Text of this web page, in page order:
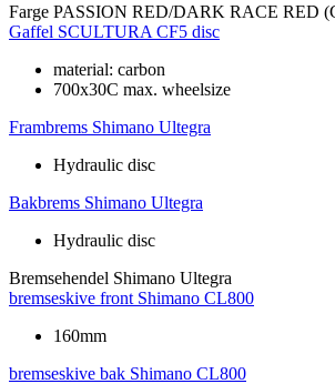
Farge PASSION RED/DARK RACE RED
Gaffel SCULTURA CF5 disc
material: carbon
700x30C max. wheelsize
Frambrems Shimano Ultegra
Hydraulic disc
Bakbrems Shimano Ultegra
Hydraulic disc
Bremsehendel Shimano Ultegra
bremseskive front Shimano CL800
160mm
bremseskive bak Shimano CL800